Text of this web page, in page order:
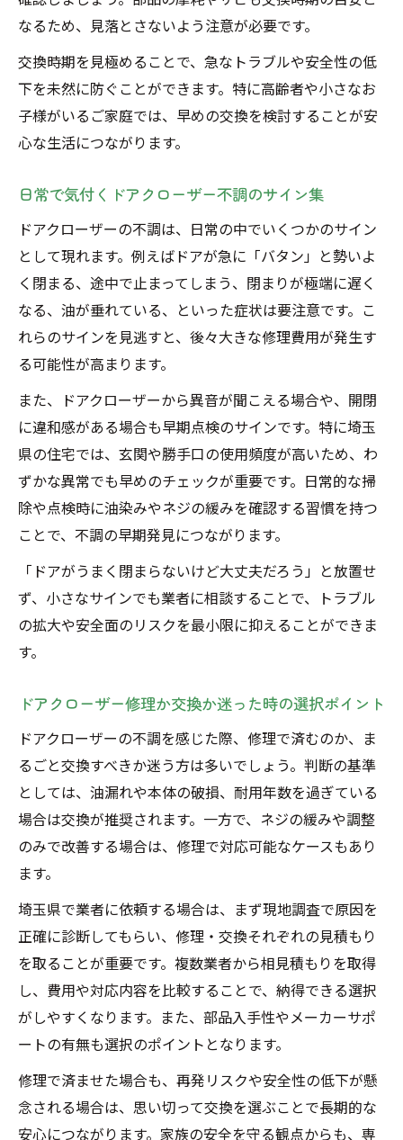
ドアクローザー修理の明朗会計を徹底チェ
相見積もりで比較するドアクローザー修理
料金
自分で直すより業者に頼むメリットを徹底解説
DIYと業者依頼の安全性と仕上がりの違い
ドアクローザー修理で怪我や失敗を防ぐコ
ツ
専門業者のドアクローザー修理で得られる
安心感
ドアクローザー交換で発生する隠れたリス
クとは
埼玉県で快適な生活を保つドアクローザー修理
術
ドアクローザー修理で実現する快適な住ま
い
埼玉県で日常を守るドアクローザー修理の
工夫
長持ちさせるためのドアクローザーメンテ
ナンス術
定期点検でドアクローザー不調を予防する
の重要性
なるため、見落とさないよう注意が必要です。
交換時期を見極めることで、急なトラブルや安全性の低
下を未然に防ぐことができます。特に高齢者や小さなお
子様がいるご家庭では、早めの交換を検討することが安
心な生活につながります。
日常で気付くドアクローザー不調のサイン集
ドアクローザーの不調は、日常の中でいくつかのサイン
として現れます。例えばドアが急に「バタン」と勢いよ
く閉まる、途中で止まってしまう、閉まりが極端に遅く
なる、油が垂れている、といった症状は要注意です。こ
れらのサインを見逃すと、後々大きな修理費用が発生す
る可能性が高まります。
また、ドアクローザーから異音が聞こえる場合や、開閉
に違和感がある場合も早期点検のサインです。特に埼玉
県の住宅では、玄関や勝手口の使用頻度が高いため、わ
ずかな異常でも早めのチェックが重要です。日常的な掃
除や点検時に油染みやネジの緩みを確認する習慣を持つ
ことで、不調の早期発見につながります。
「ドアがうまく閉まらないけど大丈夫だろう」と放置せ
ず、小さなサインでも業者に相談することで、トラブル
の拡大や安全面のリスクを最小限に抑えることができま
す。
ドアクローザー修理か交換か迷った時の選択ポイント
ドアクローザーの不調を感じた際、修理で済むのか、ま
るごと交換すべきか迷う方は多いでしょう。判断の基準
としては、油漏れや本体の破損、耐用年数を過ぎている
場合は交換が推奨されます。一方で、ネジの緩みや調整
のみで改善する場合は、修理で対応可能なケースもあり
ます。
埼玉県で業者に依頼する場合は、まず現地調査で原因を
正確に診断してもらい、修理・交換それぞれの見積もり
を取ることが重要です。複数業者から相見積もりを取得
し、費用や対応内容を比較することで、納得できる選択
がしやすくなります。また、部品入手性やメーカーサポ
ートの有無も選択のポイントとなります。
修理で済ませた場合も、再発リスクや安全性の低下が懸
念される場合は、思い切って交換を選ぶことで長期的な
安心につながります。家族の安全を守る観点からも、専